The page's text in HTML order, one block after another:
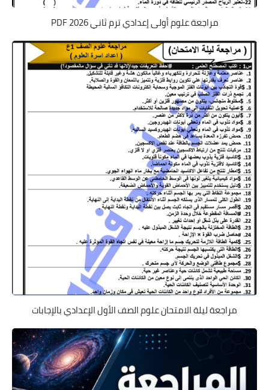
مراجعة علوم أولى إعدادي ترم ثاني 2026 PDF
مراجعة ليلة الامتحان علوم الصف الأول الإعدادي بالإجابات